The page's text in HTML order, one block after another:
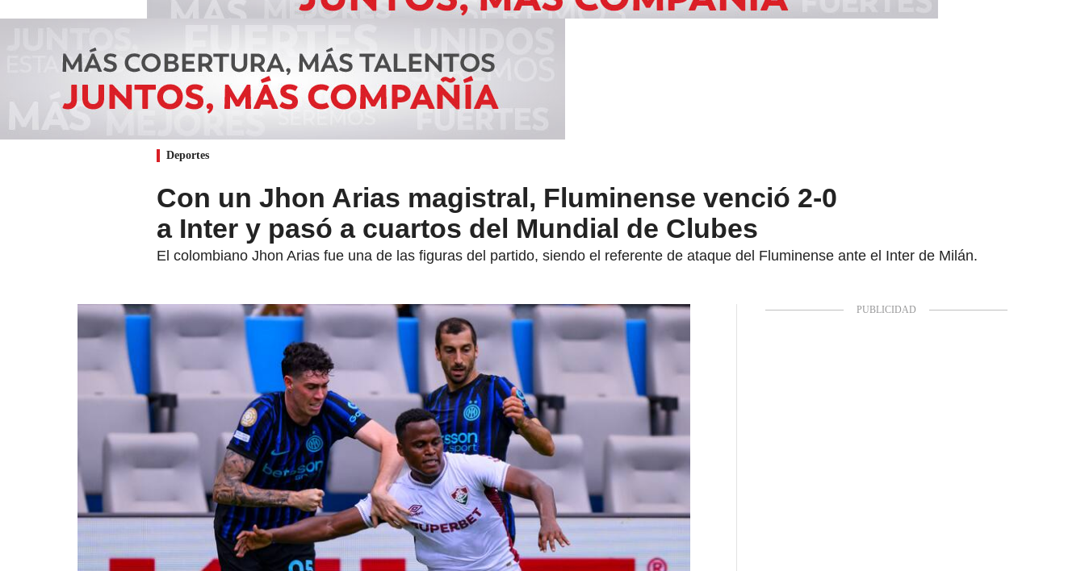
Deportes
Con un Jhon Arias magistral, Fluminense venció 2-0
a Inter y pasó a cuartos del Mundial de Clubes
El colombiano Jhon Arias fue una de las figuras del partido, siendo el referente de ataque del Fluminense ante el Inter de Milán.